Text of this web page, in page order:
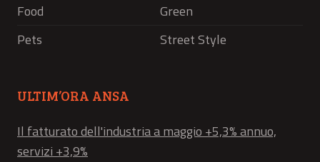
Food
Green
Pets
Street Style
ULTIM’ORA ANSA
Il fatturato dell'industria a maggio +5,3% annuo,
servizi +3,9%